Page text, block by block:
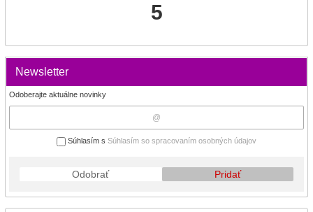
5
Newsletter
Odoberajte aktuálne novinky
Súhlasím s Súhlasím so spracovaním osobných údajov
Odobrať Pridať